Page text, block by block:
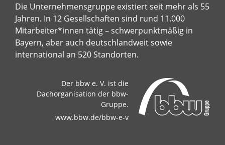
Die Unternehmensgruppe existiert seit mehr als 55
Jahren. In 12 Gesellschaften sind rund 11.000
Mitarbeiter*innen tätig – schwerpunktmäßig in
Bayern, aber auch deutschlandweit sowie
international an 520 Standorten.
Der bbw e. V. ist die
Dachorganisation der bbw-
Gruppe.
www.bbw.de/bbw-e-v